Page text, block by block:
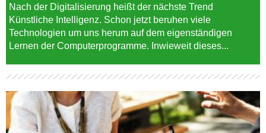
Nach der Digitalisierung heißt der nächste Trend
Künstliche Intelligenz. Schon jetzt beruhen viele
Technologien um uns herum auf dem eigenständigen
Lernen der Computerprogramme. Inwieweit dieses...